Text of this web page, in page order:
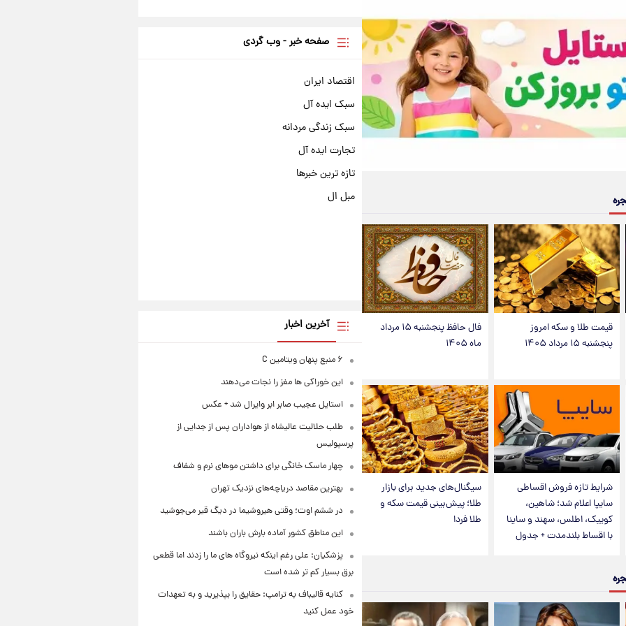
قیمت طلا و سکه امروز
پنجشنبه ۱۵ مرداد ۱۴۰۵
فال حافظ پنجشنبه ۱۵ مرداد
ماه ۱۴۰۵
شرایط تازه فروش اقساطی
سایپا اعلام شد؛ شاهین،
کوییک، اطلس، سهند و ساینا
با اقساط بلندمدت + جدول
سیگنال‌های جدید برای بازار
طلا؛ پیش‌بینی قیمت سکه و
طلا فردا
صفحه خبر - وب گردی
اقتصاد ایران
سبک ایده آل
سبک زندگی مردانه
تجارت ایده آل
تازه ترین خبرها
مبل ال
آخرین اخبار
۶ منبع پنهان ویتامین C
این خوراکی ها مغز را نجات می‌دهند
استایل عجیب صابر ابر وایرال شد + عکس
طلب حلالیت عالیشاه از هواداران پس از جدایی از
پرسپولیس
چهار ماسک خانگی برای داشتن موهای نرم و شفاف
بهترین مقاصد دریاچه‌های نزدیک تهران
در ششم اوت؛ وقتی هیروشیما در دیگ قیر می‌جوشید
این مناطق کشور آماده بارش باران باشند
پزشکیان: علی رغم اینکه نیروگاه های ما را زدند اما قطعی
برق بسیار کم تر شده است
کنایه قالیباف به ترامپ: حقایق را بپذیرید و به تعهدات
خود عمل کنید